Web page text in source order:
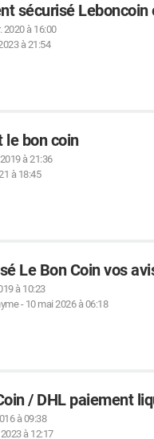
sécurisé
2020 à 16:00
à 21:54
le bon coin
à 21:36
à 18:45
Le Bon Coin vos
à 10:23
- 10 mai 2026 à 06:18
/ DHL paiement
à 09:38
à 12:17